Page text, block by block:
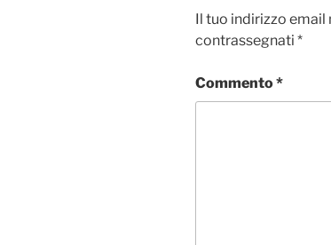
Il tuo indirizzo email
contrassegnati *
Commento*